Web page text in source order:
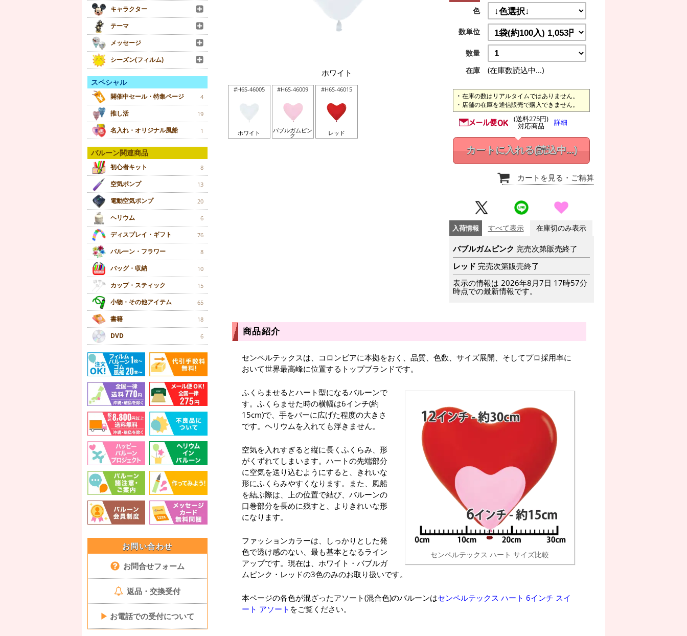
キャラクター
テーマ
メッセージ
シーズン(フィルム)
スペシャル
開催中セール・特集ページ 4
推し活 19
名入れ・オリジナル風船 1
バルーン関連商品
初心者キット 8
空気ポンプ 13
電動空気ポンプ 20
ヘリウム 6
ディスプレイ・ギフト 76
バルーン・フラワー 8
バッグ・収納 10
カップ・スティック 15
小物・その他アイテム 65
書籍 18
DVD 6
お問い合わせ
お問合せフォーム
返品・交換受付
▶ お電話での受付について
ホワイト
#H6S-46005
ホワイト
#H6S-46009
バブルガムピン
ク
#H6S-46015
レッド
色
数単位
数量
在庫
(在庫数読込中...)
在庫の数はリアルタイムではありません。
店舗の在庫を通信販売で購入できません。
(送料275円)
対応商品 詳細
カートに入れる(読込中...)
カートを見る ・ご精算
入荷情報 すべて表示 在庫切のみ表示
バブルガムピンク 完売次第販売終了
レッド 完売次第販売終了
表示の情報は 2026年8月7日 17時57分
時点での最新情報です。
商品紹介
センペルテックスは、コロンビアに本拠をおく、品質、色数、サイズ展開、そしてプロ採用率に
おいて世界最高峰に位置するトップブランドです。
センペルテックス ハート サイズ比較
ふくらませるとハート型になるバルーンで
す。ふくらませた時の横幅は6インチ(約
15cm)で、手をパーに広げた程度の大きさ
です。ヘリウムを入れても浮きません。
空気を入れすぎると縦に長くふくらみ、形
がくずれてしまいます。ハートの先端部分
に空気を送り込むようにすると、きれいな
形にふくらみやすくなります。また、風船
を結ぶ際は、上の位置で結び、バルーンの
口巻部分を長めに残すと、よりきれいな形
になります。
ファッションカラーは、しっかりとした発
色で透け感のない、最も基本となるライン
アップです。現在は、ホワイト・バブルガ
ムピンク・レッドの3色のみのお取り扱いです。
本ページの各色が混ざったアソート(混合色)のバルーンはセンペルテックス ハート 6インチ スイ
ート アソート をご覧ください。